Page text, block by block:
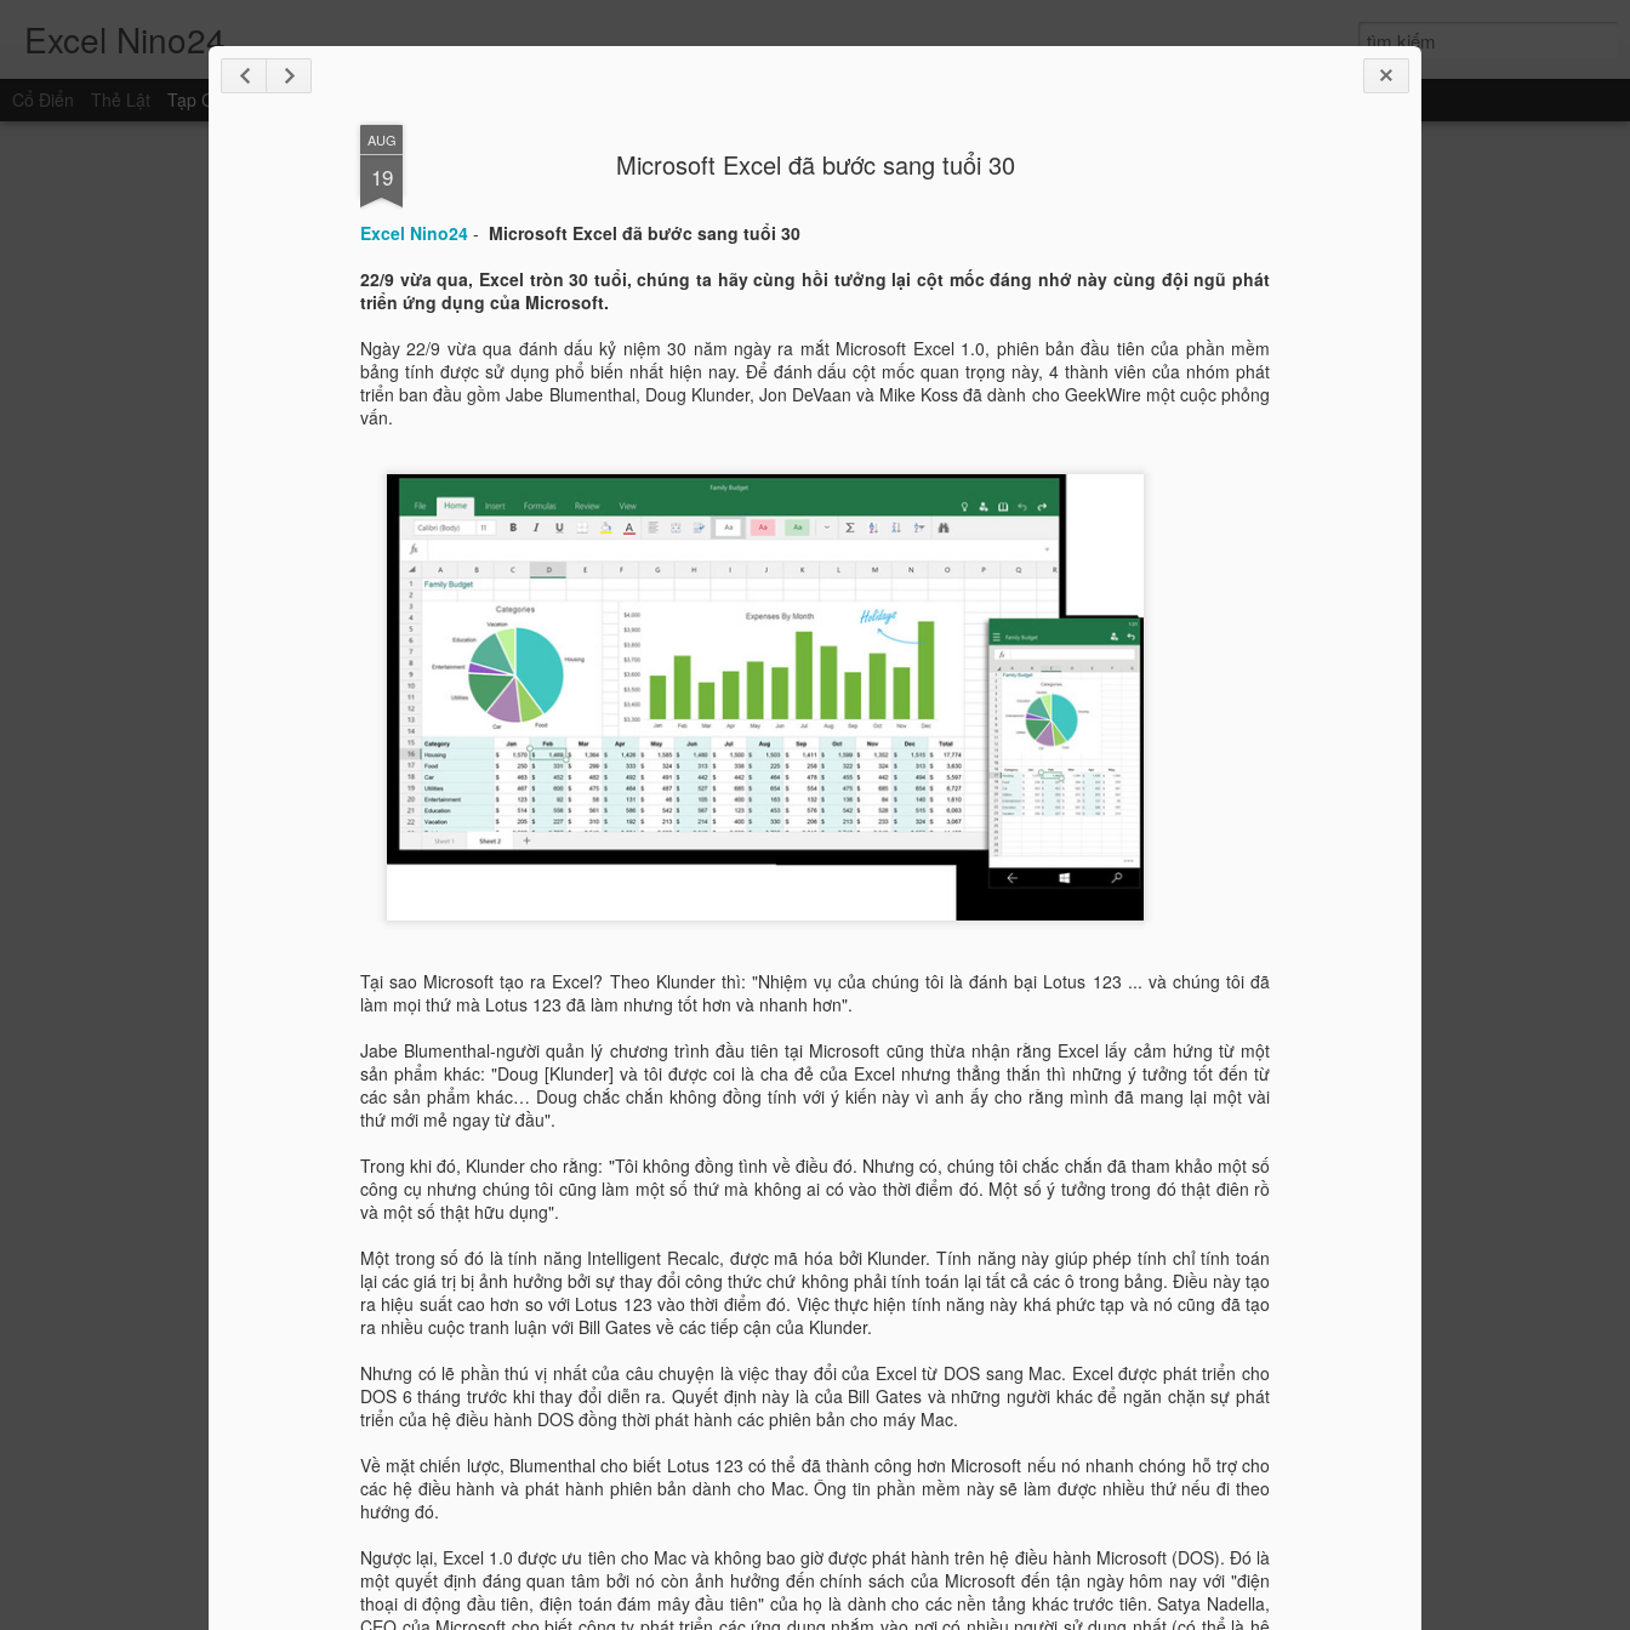
AUG
19 Microsoft Excel đã bước sang tuổi 30
Excel Nino24 - Microsoft Excel đã bước sang tuổi 30
22/9 vừa qua, Excel tròn 30 tuổi, chúng ta hãy cùng hồi tưởng lại cột mốc đáng nhớ này cùng đội ngũ phát
triển ứng dụng của Microsoft.
Ngày 22/9 vừa qua đánh dấu kỷ niệm 30 năm ngày ra mắt Microsoft Excel 1.0, phiên bản đầu tiên của phần mềm
bảng tính được sử dụng phổ biến nhất hiện nay. Để đánh dấu cột mốc quan trọng này, 4 thành viên của nhóm phát
triển ban đầu gồm Jabe Blumenthal, Doug Klunder, Jon DeVaan và Mike Koss đã dành cho GeekWire một cuộc phỏng
vấn.
Tại sao Microsoft tạo ra Excel? Theo Klunder thì: "Nhiệm vụ của chúng tôi là đánh bại Lotus 123 ... và chúng tôi đã
làm mọi thứ mà Lotus 123 đã làm nhưng tốt hơn và nhanh hơn".
Jabe Blumenthal-người quản lý chương trình đầu tiên tại Microsoft cũng thừa nhận rằng Excel lấy cảm hứng từ một
sản phẩm khác: "Doug [Klunder] và tôi được coi là cha đẻ của Excel nhưng thẳng thắn thì những ý tưởng tốt đến từ
các sản phẩm khác… Doug chắc chắn không đồng tính với ý kiến này vì anh ấy cho rằng mình đã mang lại một vài
thứ mới mẻ ngay từ đầu".
Trong khi đó, Klunder cho rằng: "Tôi không đồng tình về điều đó. Nhưng có, chúng tôi chắc chắn đã tham khảo một số
công cụ nhưng chúng tôi cũng làm một số thứ mà không ai có vào thời điểm đó. Một số ý tưởng trong đó thật điên rồ
và một số thật hữu dụng".
Một trong số đó là tính năng Intelligent Recalc, được mã hóa bởi Klunder. Tính năng này giúp phép tính chỉ tính toán
lại các giá trị bị ảnh hưởng bởi sự thay đổi công thức chứ không phải tính toán lại tất cả các ô trong bảng. Điều này tạo
ra hiệu suất cao hơn so với Lotus 123 vào thời điểm đó. Việc thực hiện tính năng này khá phức tạp và nó cũng đã tạo
ra nhiều cuộc tranh luận với Bill Gates về các tiếp cận của Klunder.
Nhưng có lẽ phần thú vị nhất của câu chuyện là việc thay đổi của Excel từ DOS sang Mac. Excel được phát triển cho
DOS 6 tháng trước khi thay đổi diễn ra. Quyết định này là của Bill Gates và những người khác để ngăn chặn sự phát
triển của hệ điều hành DOS đồng thời phát hành các phiên bản cho máy Mac.
Về mặt chiến lược, Blumenthal cho biết Lotus 123 có thể đã thành công hơn Microsoft nếu nó nhanh chóng hỗ trợ cho
các hệ điều hành và phát hành phiên bản dành cho Mac. Ông tin phần mềm này sẽ làm được nhiều thứ nếu đi theo
hướng đó.
Ngược lại, Excel 1.0 được ưu tiên cho Mac và không bao giờ được phát hành trên hệ điều hành Microsoft (DOS). Đó là
một quyết định đáng quan tâm bởi nó còn ảnh hưởng đến chính sách của Microsoft đến tận ngày hôm nay với "điện
thoại di động đầu tiên, điện toán đám mây đầu tiên" của họ là dành cho các nền tảng khác trước tiên. Satya Nadella,
Excel Nino24
Cổ Điển Thẻ Lật Tạp Chí Tranh Mosaic
dụng hàm ConcateNate để nối các chuỗi ký tự lại với nhau, thì ở bài
cùng theo dõi nhé.
EXCEL - NỐI CHUỖI CÓ DẤU NHÁY ĐÔI, HÀM CONCATENATE
Trong Đó:
Text 1: là chuỗi thứ 1. Bắt buộc.
Text 2 …: tùy chọn. Có thể lên đến tối đa 255 chuỗi. Các chuỗi phải
được phân tách nhau bởi dấu phẩy.
Chức Năng: dùng để ghép nối các chuỗi văn bản thành một chuỗi
duy nhất. Các chuỗi được nối có thể là số, văn bản, ô tham chiếu.
Ví dụ: Ta có bảng dữ liệu sau.
Thêm ký tự vào dãy số
Excel Nino24 - Thêm ký tự vào
dãy số trong Excel
Excel, có thể bạn sẽ gặp phải
trường hợp phải thêm ký tự vào
các dãy số trong một cột hoặc
dòng nhất định. Nếu bạn làm việc
mất thời gian của bạn.
Thay vì phải làm thủ công, bạn có
Excel bằng cách sử dụng một số
hàm trong Excel để tạo lên các
công thức giúp bạn thực hiện việc
chóng, chính xác.
AUG
20
Lọc dữ liệu trùng trong
2010, 2007, 2003
Excel Nino24 - Lọc dữ liệu trùng
trong Excel 2016, 2013, 2010,
Lọc dữ liệu trùng trong Excel luôn
là công đoạn cần thiết và cơ bản,
đặc biệt là với các thống kê về
kho hàng hay nhân sự công ty. Để
tránh mắc lỗi trùng lặp trong việc
nhập dữ thì công cụ lọc giá trị
trùng nhau đã được trang bị trên
hầu hết các phiên bản Excel như
Excel 2016, 2013, 2010, 2007,
2003.
AUG
Nhớ 11 phím tắt này
thủ Excel
Excel Nino24 - Nhớ 11 phím tắt
Làm việc văn phòng gần như ai
cũng từng tiếp xúc với Excel,
nhưng ít ai biết có những phím tắt
sẽ
Không cần phải nói quá nhiều về
phần mềm Microsoft Excel, nếu là
chẳng ai không biết tới phần mềm
lập bảng tính siêu tiện lợi này.
AUG
Ngoài tính toán, tôi đã
việc hàng ngày như
thế nào?
tôi đã dùng Excel cho công việc
hàng ngày như thế nào?
Với Microsoft Excel, các công
dường như chả cần sử dụng thêm
phần mềm nào nữa!
những thứ dài dòng lắm chữ lắm
dòng. Một trang giấy A4 kín đầy
chữ dường như có sức mạnh công
dâu 8 tuổi tới lòng kiên nhẫn của
tôi. Ơn giời, Microsoft Excel đã có
mặt trên đời!
AUG
19
Microsoft Excel đã bước sang tuổi 30
22/9 vừa qua, Excel tròn 30 tuổi, chúng ta hãy cùng hồi tưởng lại cột
mốc đáng nhớ này cùng đội ngũ phát triển ứng dụng của Microsoft.
Ngày 22/9 vừa qua đánh dấu kỷ niệm 30 năm ngày ra mắt Microsoft
Excel 1.0, phiên bản đầu tiên của phần mềm bảng tính được sử dụng
AUG
19
Hướng dẫn bạn thêm Windows Calculator vào thanh
công cụ Quick Access trong Excel 2013